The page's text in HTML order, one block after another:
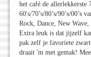
het café de
60's/70’s/80’s/90’s/00’s
Rock, Dance, New
Extra leuk is dat jijzelf
pak zelf je favoriete
draait 'm met gemak!